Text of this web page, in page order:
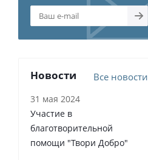
Новости Все новости
31 мая 2024
Участие в
благотворительной
помощи "Твори Добро"